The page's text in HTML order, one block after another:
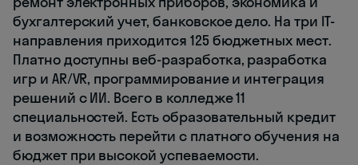
бухгалтерский учет, банковское дело. На три IT-
направления приходится 125 бюджетных мест.
Платно доступны веб-разработка, разработка
игр и AR/VR, программирование и интеграция
решений с ИИ. Всего в колледже 11
специальностей. Есть образовательный кредит
и возможность перейти с платного обучения на
бюджет при высокой успеваемости.